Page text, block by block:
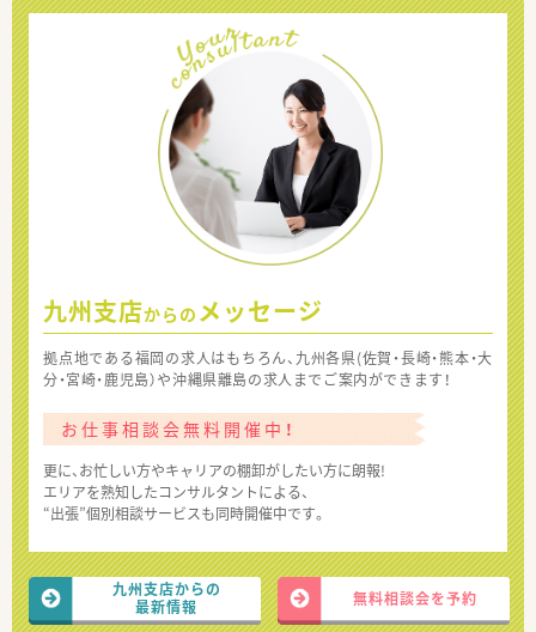
九州支店からの メッセージ
拠点地である福岡の求人はもちろん、九州各県(佐賀・長崎・熊本・大
分・宮崎・鹿児島）や沖縄県離島の求人までご案内ができます！
お仕事相談会無料開催中！
更に、お忙しい方やキャリアの棚卸がしたい方に朗報!
エリアを熟知したコンサルタントによる、
“出張”個別相談サービスも同時開催中です。
九州支店からの
最新情報
無料相談会を予約